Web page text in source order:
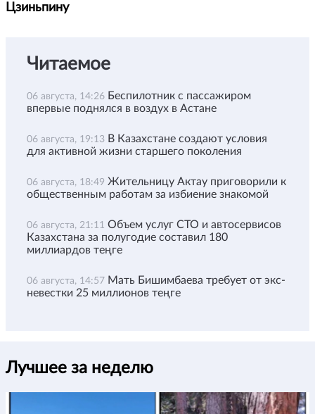
Цзиньпину
Читаемое
06 августа, 14:26 Беспилотник с пассажиром
впервые поднялся в воздух в Астане
06 августа, 19:13 В Казахстане создают условия
для активной жизни старшего поколения
06 августа, 18:49 Жительницу Актау приговорили к
общественным работам за избиение знакомой
06 августа, 21:11 Объем услуг СТО и автосервисов
Казахстана за полугодие составил 180
миллиардов теңге
06 августа, 14:57 Мать Бишимбаева требует от экс-
невестки 25 миллионов теңге
Лучшее за неделю